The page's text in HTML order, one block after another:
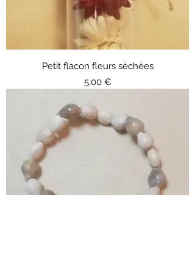
Petit flacon fleurs séchées
Prix
5,00 €